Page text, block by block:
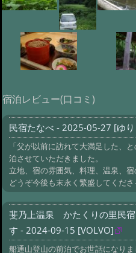
宿泊レビュー(口コミ)
民宿たなべ - 2025-05-27 [ゆ
「父が以前に訪れて大満足した、
泊させていただきました。
立地、宿の雰囲気、料理、温泉、
どうぞ今後も末永く繁盛してくだ
斐乃上温泉 かたくりの里民
す - 2024-09-15 [VOLVO]
船通山登山の前泊でお世話になりま